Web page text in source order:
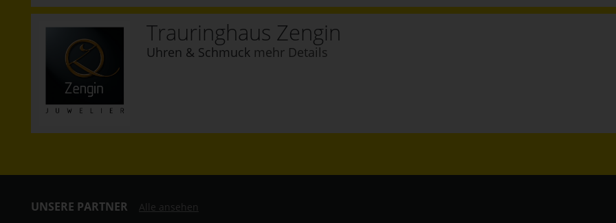
Trauringhaus Zengin
Uhren & Schmuck mehr Details
UNSERE PARTNER Alle ansehen